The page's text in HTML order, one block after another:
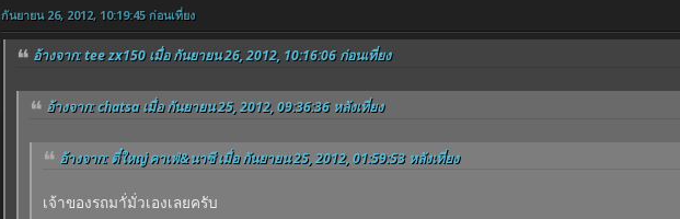
กันยายน 26, 2012, 10:19:45 ก่อนเที่ยง
อ้างจาก: tee zx150 เมื่อ กันยายน 26, 2012, 10:16:06 ก่อนเที่ยง
อ้างจาก: chatsa เมื่อ กันยายน 25, 2012, 09:36:36 หลังเที่ยง
อ้างจาก: ตี๋ใหญ่ คาเฟ่&นาซี เมื่อ กันยายน 25, 2012, 01:59:53 หลังเที่ยง
เจ้าของรถมาั่มั่วเองเลยครับ